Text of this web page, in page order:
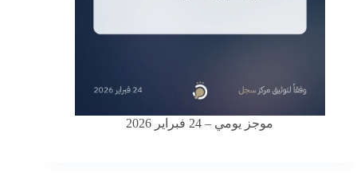
موجز يومي – 24 فبراير 2026